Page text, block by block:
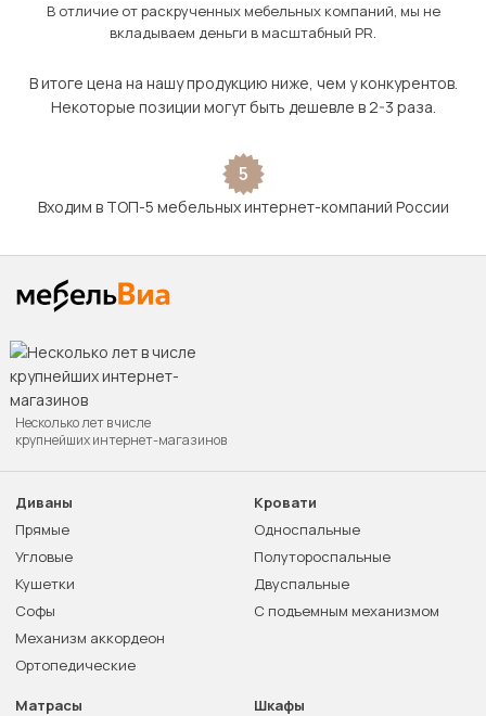
В отличие от раскрученных мебельных компаний, мы не
вкладываем деньги в масштабный PR.
В итоге цена на нашу продукцию ниже, чем у конкурентов.
Некоторые позиции могут быть дешевле в 2-3 раза.
5
Входим в ТОП-5 мебельных интернет-компаний России
Несколько лет в числе
крупнейших интернет-магазинов
Диваны
Прямые
Угловые
Кушетки
Софы
Механизм аккордеон
Ортопедические
Кровати
Односпальные
Полутороспальные
Двуспальные
С подъемным механизмом
Матрасы
Шкафы